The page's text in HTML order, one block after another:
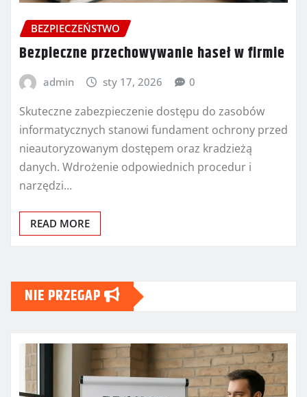
BEZPIECZEŃSTWO
Bezpieczne przechowywanie haseł w firmie
admin sty 17, 2026 0
Skuteczne zabezpieczenie dostępu do zasobów
informatycznych stanowi fundament ochrony przed
nieautoryzowanym dostępem oraz kradzieżą
danych. Wdrożenie odpowiednich procedur i
narzędzi…
READ MORE
NIE PRZEGAP